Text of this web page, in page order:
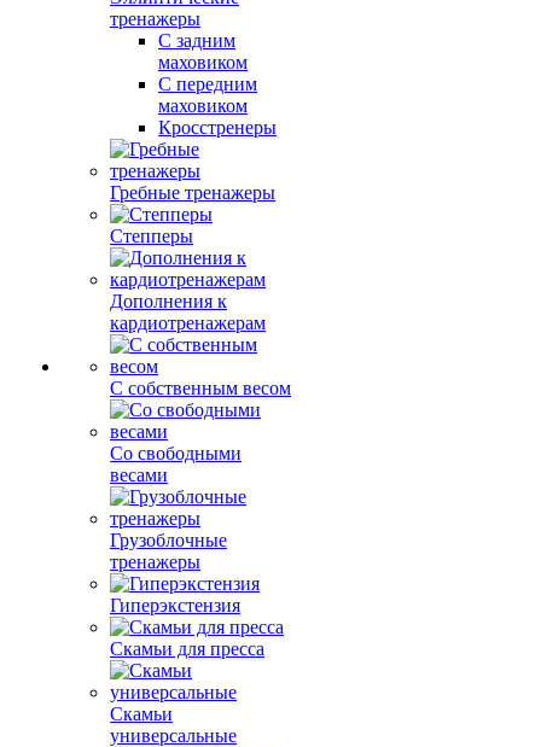
тренажеры
С задним
маховиком
С передним
маховиком
Кросстренеры
Гребные тренажеры
Степперы
Дополнения к
кардиотренажерам
С собственным весом
Со свободными
весами
Грузоблочные
тренажеры
Гиперэкстензия
Скамьи для пресса
Скамьи
универсальные